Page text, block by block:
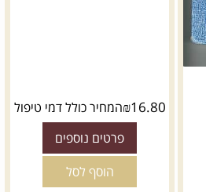
₪16.80 המחיר כולל דמי טיפול
פרטים נוספים
הוסף לסל